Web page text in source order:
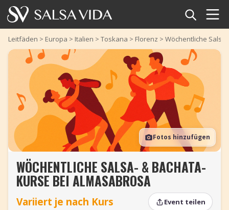
Startseite
Veranstaltungen
Nachrichten
Artikel
Videos
Salsa-Begriffe
Leitfäden > Europa > Italien > Toskana > Florenz > Wöchentliche
Fotos hinzufügen
WÖCHENTLICHE SALSA- & BACHATA-
KURSE BEI ALMASABROSA
Variiert je nach Kurs Event teilen